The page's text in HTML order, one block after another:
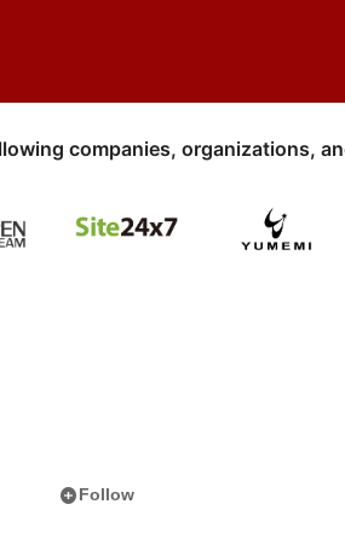
companies, organizations,
add_circleFollow